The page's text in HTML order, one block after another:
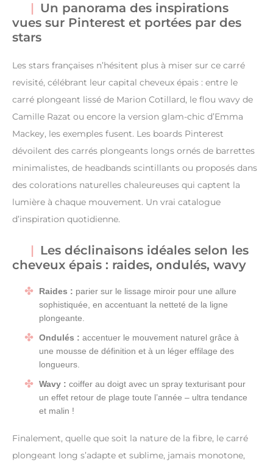
Un panorama des inspirations
vues sur Pinterest et portées par des
stars
Les stars françaises n’hésitent plus à miser sur ce carré
revisité, célébrant leur capital cheveux épais : entre le
carré plongeant lissé de Marion Cotillard, le flou wavy de
Camille Razat ou encore la version glam-chic d’Emma
Mackey, les exemples fusent. Les boards Pinterest
dévoilent des carrés plongeants longs ornés de barrettes
minimalistes, de headbands scintillants ou proposés dans
des colorations naturelles chaleureuses qui captent la
lumière à chaque mouvement. Un vrai catalogue
d’inspiration quotidienne.
Les déclinaisons idéales selon les
cheveux épais : raides, ondulés, wavy
Raides : parier sur le lissage miroir pour une allure
sophistiquée, en accentuant la netteté de la ligne
plongeante.
Ondulés : accentuer le mouvement naturel grâce à
une mousse de définition et à un léger effilage des
longueurs.
Wavy : coiffer au doigt avec un spray texturisant pour
un effet retour de plage toute l’année – ultra tendance
et malin !
Finalement, quelle que soit la nature de la fibre, le carré
plongeant long s’adapte et sublime, jamais monotone,